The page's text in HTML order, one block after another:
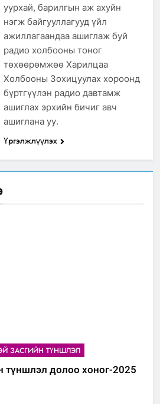
ЗАСГИЙН ТҮНШЛЭЛ
түншлэл долоо хоног-2025
уурхай, барилгын аж ахуйн
нэгж байгууллагууд үйл
ажиллагаандаа ашиглаж буй
радио холбооны тоног
төхөөрөмжөө Харилцаа
Холбооны Зохицуулах хороонд
бүртгүүлэн радио давтамж
ашиглах эрхийн бичиг авч
ашиглана уу.
Үргэлжлүүлэх